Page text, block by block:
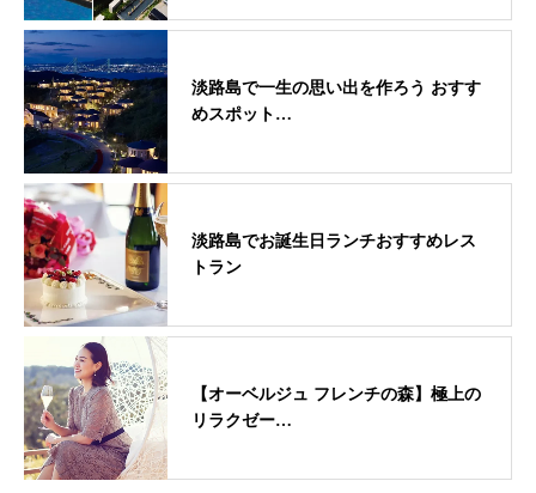
淡路島で一生の思い出を作ろう おすす
めスポット…
淡路島でお誕生日ランチおすすめレス
トラン
【オーベルジュ フレンチの森】極上の
リラクゼー…